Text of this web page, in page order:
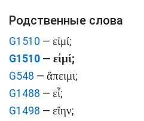
Родственные слова
G1510 — εἰμί;
G1510 — εἰμί;
G548 — ἄπειμι;
G1488 — εἶ;
G1498 — εἴην;